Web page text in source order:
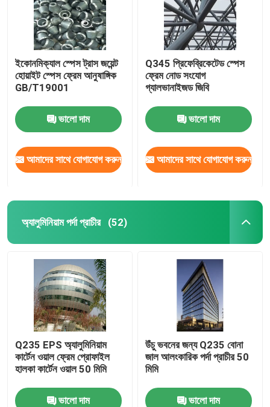
ইকোনমিক্যাল স্পেস ট্রাস জয়েন্ট
হোয়াইট স্পেস ফ্রেম আনুষাঙ্গিক
GB/T19001
ভালো দাম
আমাদের সাথে যোগাযোগ করুন
Q345 প্রিফেব্রিকেটেড স্পেস
ফ্রেম নোড সংযোগ
গ্যালভানাইজড জিবি
ভালো দাম
আমাদের সাথে যোগাযোগ করুন
অ্যালুমিনিয়াম পর্দা প্রাচীর (52)
Q235 EPS অ্যালুমিনিয়াম
কার্টেন ওয়াল ফ্রেম প্রোফাইল
হালকা কার্টেন ওয়াল 50 মিমি
ভালো দাম
উঁচু ভবনের জন্য Q235 বোনা
জাল আলংকারিক পর্দা প্রাচীর 50
মিমি
ভালো দাম